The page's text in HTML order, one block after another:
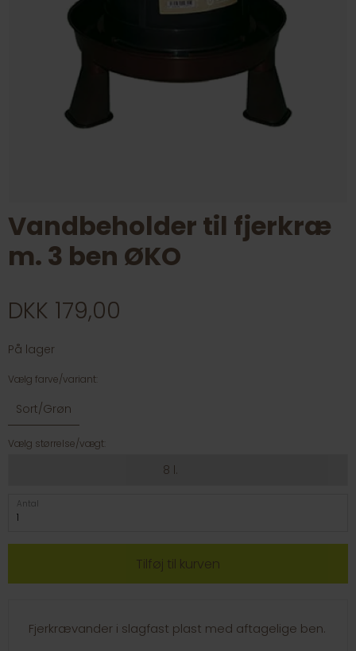
Vandbeholder til fjerkræ
m. 3 ben ØKO
DKK 179,00
På lager
Vælg farve/variant:
Sort/Grøn
Vælg størrelse/vægt:
8 l.
Antal
Fjerkrævander i slagfast plast med aftagelige ben.